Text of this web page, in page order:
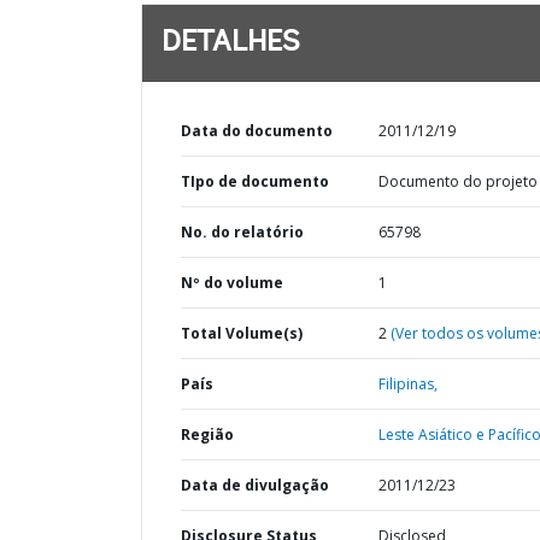
DETALHES
Data do documento 2011/12/19
TIpo de documento Documento do projeto
No. do relatório 65798
Nº do volume 1
Total Volume(s) 2 (Ver todos os
País Filipinas,
Região Leste Asiático e
Data de divulgação 2011/12/23
Disclosure Status Disclosed